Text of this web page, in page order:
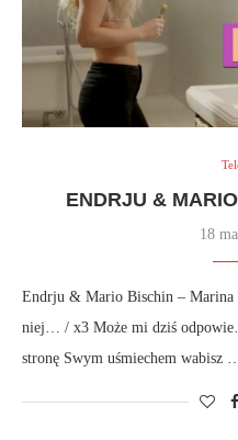
ENDRJU &
18
Endrju & Mario Bischin – Marina
niej… / x3 Może mi dziś
stronę Swym uśmiechem wabisz